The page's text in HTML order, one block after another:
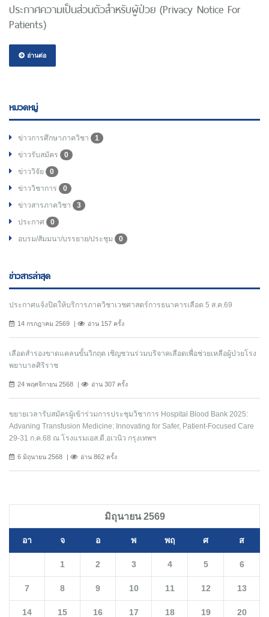
ประกาศความเป็นส่วนตัวสำหรับผู้ป่วย (Privacy Notice For
Patients)
อ่านต่อ
หมวดหมู่
ข่าวการศึกษาภาควิชา
1
ข่าวรับสมัคร
0
ข่าววิจัย
0
ข่าววิชาการ
0
ข่าวสารภาควิชา
3
ประกาศ
0
อบรม/สัมมนา/บรรยาย/ประชุม
0
ข่าวสารล่าสุด
ประกาศแจ้งปิดให้บริการภาควิชาเวชศาสตร์การธนาคารเลือด 5 ส.ค.69
14 กรกฎาคม 2569 อ่าน 157 ครั้ง
เลือดสำรองขาดแคลนขั้นวิกฤต เชิญชวนร่วมบริจาคเลือดเพื่อช่วยเหลือผู้ป่วยโรง
พยาบาลศิริราช
24 พฤศจิกายน 2568 อ่าน 307 ครั้ง
ขยายเวลารับสมัครผู้เข้าร่วมการประชุมวิชาการ Hospital Blood Bank 2025:
Advaning Transfusion Medicine: Innovating for Safer, Patient-Focused Care
29-31 ก.ค.68 ณ โรงแรมเอส.ดี.อเวนิว กรุงเทพฯ
6 มิถุนายน 2568 อ่าน 862 ครั้ง
มิถุนายน 2569
อา จ อ พ พฤ ศ ส
1 2 3 4 5 6
7 8 9 10 11 12 13
14 15 16 17 18 19 20